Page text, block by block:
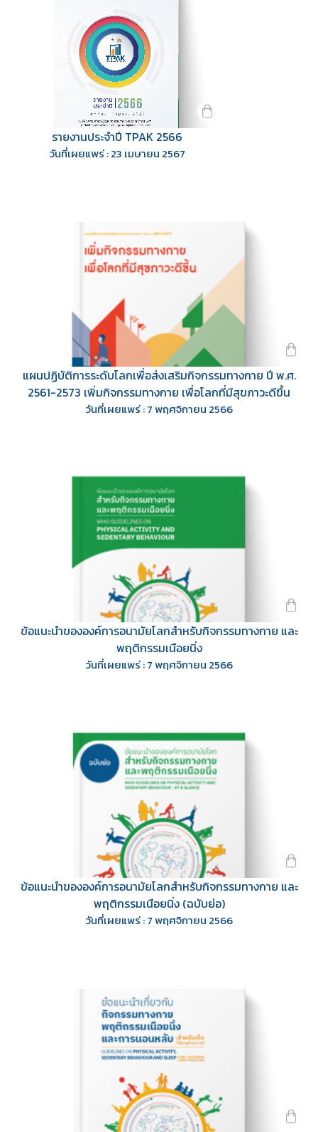
รายงานประจำปี TPAK 2566
วันที่เผยแพร่ : 23 เมษายน 2567
แผนปฏิบัติการระดับโลกเพื่อส่งเสริมกิจกรรมทางกาย ปี พ.ศ.
2561-2573 เพิ่มกิจกรรมทางกาย เพื่อโลกที่มีสุขภาวะดีขึ้น
วันที่เผยแพร่ : 7 พฤศจิกายน 2566
ข้อแนะนำขององค์การอนามัยโลกสำหรับกิจกรรมทางกาย และ
พฤติกรรมเนือยนิ่ง
วันที่เผยแพร่ : 7 พฤศจิกายน 2566
ข้อแนะนำขององค์การอนามัยโลกสำหรับกิจกรรมทางกาย และ
พฤติกรรมเนือยนิ่ง (ฉบับย่อ)
วันที่เผยแพร่ : 7 พฤศจิกายน 2566